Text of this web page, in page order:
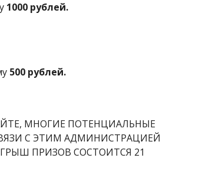
1000 рублей.
500 рублей.
МНОГИЕ ПОТЕНЦИАЛЬНЫЕ
С ЭТИМ АДМИНИСТРАЦИЕЙ
ПРИЗОВ СОСТОИТСЯ 21